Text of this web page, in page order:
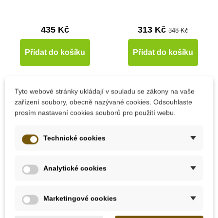
435 Kč
Přidat do košíku
313 Kč 348 Kč
Přidat do košíku
-10%
Skladem
-10%
Doporučené
Tyto webové stránky ukládají v souladu se zákony na vaše
zařízení soubory, obecně nazývané cookies. Odsouhlaste
prosím nastavení cookies souborů pro použití webu.
Technické cookies
Analytické cookies
Marketingové cookies